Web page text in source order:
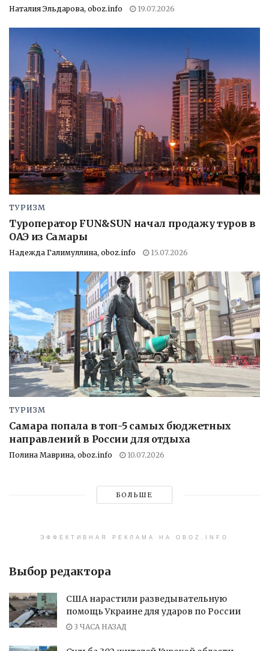
Наталия Эльдарова, oboz.info 19.07.2026
ТУРИЗМ
Туроператор FUN&SUN начал продажу туров в
ОАЭ из Самары
Надежда Галимуллина, oboz.info 15.07.2026
ТУРИЗМ
Самара попала в топ-5 самых бюджетных
направлений в России для отдыха
Полина Маврина, oboz.info 10.07.2026
БОЛЬШЕ
ЭФФЕКТИВНАЯ РЕКЛАМА НА OBOZ.INFO
Выбор редактора
США нарастили разведывательную
помощь Украине для ударов по России
3 ЧАСА НАЗАД